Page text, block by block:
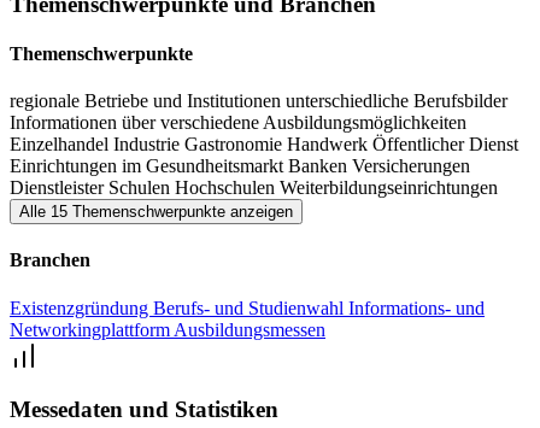
Themenschwerpunkte
regionale Betriebe und Institutionen unterschiedliche Berufsbilder
Informationen über verschiedene Ausbildungsmöglichkeiten
Einzelhandel Industrie Gastronomie Handwerk Öffentlicher Dienst
Einrichtungen im Gesundheitsmarkt Banken Versicherungen
Dienstleister Schulen Hochschulen Weiterbildungseinrichtungen
Alle 15 Themenschwerpunkte anzeigen
Branchen
Existenzgründung Berufs- und Studienwahl Informations- und
Networkingplattform Ausbildungsmessen
Messedaten und Statistiken